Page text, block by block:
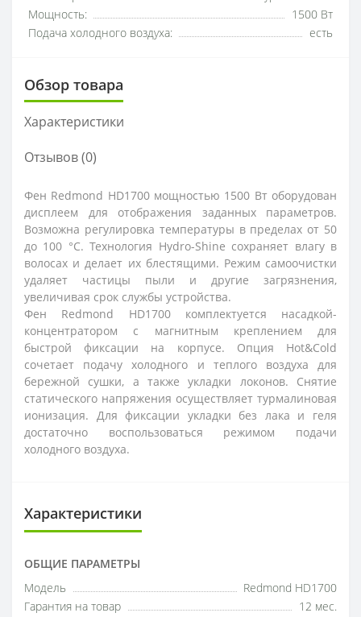
Мощность:
1500 Вт
Подача холодного воздуха:
есть
Обзор товара
Характеристики
Отзывов (0)
Фен Redmond HD1700 мощностью 1500 Вт оборудован
дисплеем для отображения заданных параметров.
Возможна регулировка температуры в пределах от 50
до 100 °C. Технология Hydro-Shine сохраняет влагу в
волосах и делает их блестящими. Режим самоочистки
удаляет частицы пыли и другие загрязнения,
увеличивая срок службы устройства.
Фен Redmond HD1700 комплектуется насадкой-
концентратором с магнитным креплением для
быстрой фиксации на корпусе. Опция Hot&Cold
сочетает подачу холодного и теплого воздуха для
бережной сушки, а также укладки локонов. Снятие
статического напряжения осуществляет турмалиновая
ионизация. Для фиксации укладки без лака и геля
достаточно воспользоваться режимом подачи
холодного воздуха.
Характеристики
ОБЩИЕ ПАРАМЕТРЫ
Модель
Redmond HD1700
Гарантия на товар
12 мес.